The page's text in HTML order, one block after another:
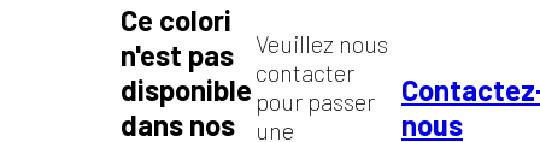
Ce colori
n'est pas
disponible
dans nos
Veuillez nous
contacter
pour passer
une
nous